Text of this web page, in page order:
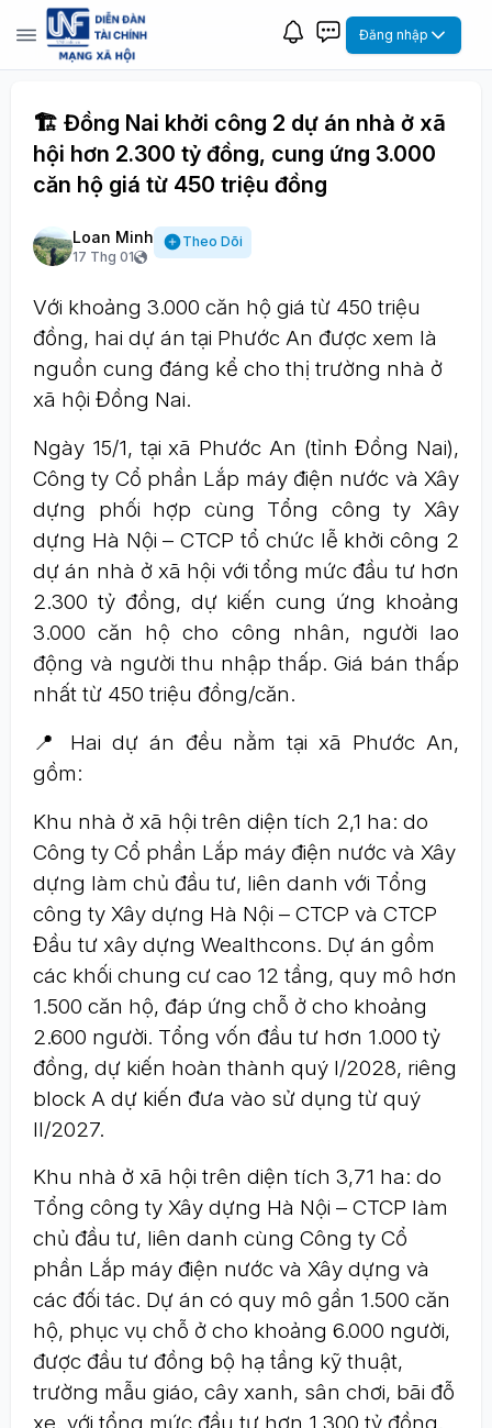
Đăng nhập
🏗️ Đồng Nai khởi công 2 dự án nhà ở xã
hội hơn 2.300 tỷ đồng, cung ứng 3.000
căn hộ giá từ 450 triệu đồng
Loan Minh
17 Thg 01
Theo Dõi
Với khoảng 3.000 căn hộ giá từ 450 triệu
đồng, hai dự án tại Phước An được xem là
nguồn cung đáng kể cho thị trường nhà ở
xã hội Đồng Nai.
Ngày 15/1, tại xã Phước An (tỉnh Đồng Nai),
Công ty Cổ phần Lắp máy điện nước và Xây
dựng phối hợp cùng Tổng công ty Xây
dựng Hà Nội – CTCP tổ chức lễ khởi công 2
dự án nhà ở xã hội với tổng mức đầu tư hơn
2.300 tỷ đồng, dự kiến cung ứng khoảng
3.000 căn hộ cho công nhân, người lao
động và người thu nhập thấp. Giá bán thấp
nhất từ 450 triệu đồng/căn.
📍 Hai dự án đều nằm tại xã Phước An,
gồm:
Khu nhà ở xã hội trên diện tích 2,1 ha: do
Công ty Cổ phần Lắp máy điện nước và Xây
dựng làm chủ đầu tư, liên danh với Tổng
công ty Xây dựng Hà Nội – CTCP và CTCP
Đầu tư xây dựng Wealthcons. Dự án gồm
các khối chung cư cao 12 tầng, quy mô hơn
1.500 căn hộ, đáp ứng chỗ ở cho khoảng
2.600 người. Tổng vốn đầu tư hơn 1.000 tỷ
đồng, dự kiến hoàn thành quý I/2028, riêng
block A dự kiến đưa vào sử dụng từ quý
II/2027.
Khu nhà ở xã hội trên diện tích 3,71 ha: do
Tổng công ty Xây dựng Hà Nội – CTCP làm
chủ đầu tư, liên danh cùng Công ty Cổ
phần Lắp máy điện nước và Xây dựng và
các đối tác. Dự án có quy mô gần 1.500 căn
hộ, phục vụ chỗ ở cho khoảng 6.000 người,
được đầu tư đồng bộ hạ tầng kỹ thuật,
trường mẫu giáo, cây xanh, sân chơi, bãi đỗ